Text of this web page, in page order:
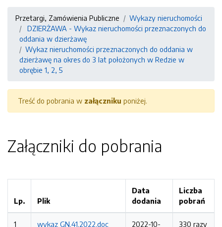
Przetargi, Zamówienia Publiczne
Wykazy nieruchomości
DZIERŻAWA - Wykaz nieruchomości przeznaczonych do
oddania w dzierżawę
Wykaz nieruchomości przeznaczonych do oddania w
dzierżawę na okres do 3 lat położonych w Redzie w
obrębie 1, 2, 5
Treść do pobrania w załączniku poniżej.
Załączniki do pobrania
Lp. Plik
Data
dodania
Liczba
pobrań
1
wykaz GN.41.2022.doc
2022-10-
330 razy